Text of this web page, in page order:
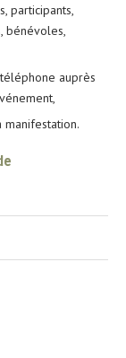
participants,
bénévoles,
auprès